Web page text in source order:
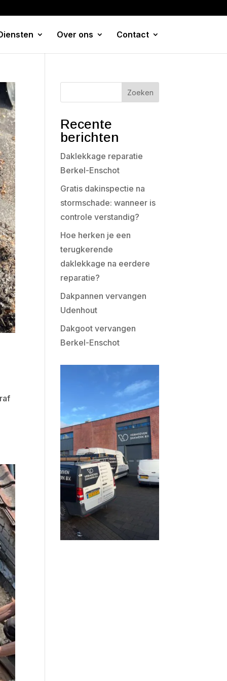
Over ons Contact
Zoeken
Recente
berichten
Daklekkage reparatie
Berkel-Enschot
Gratis dakinspectie na
stormschade: wanneer is
controle verstandig?
Hoe herken je een
terugkerende
daklekkage na eerdere
reparatie?
Dakpannen vervangen
Udenhout
Dakgoot vervangen
Berkel-Enschot